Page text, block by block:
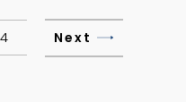
4 Next